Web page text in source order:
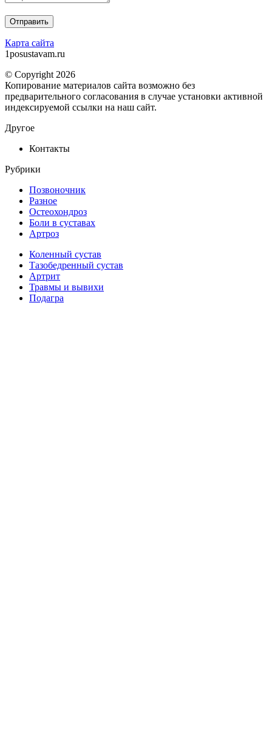
Карта сайта
1posustavam.ru
© Copyright 2026
Копирование материалов сайта возможно без
предварительного согласования в случае установки активной
индексируемой ссылки на наш сайт.
Другое
Контакты
Рубрики
Позвоночник
Разное
Остеохондроз
Боли в суставах
Артроз
Коленный сустав
Тазобедренный сустав
Артрит
Травмы и вывихи
Подагра